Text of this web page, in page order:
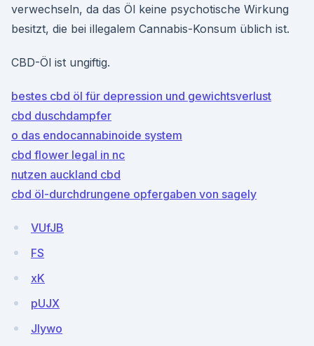
verwechseln, da das Öl keine psychotische Wirkung
besitzt, die bei illegalem Cannabis-Konsum üblich ist.
CBD-Öl ist ungiftig.
bestes cbd öl für depression und gewichtsverlust
cbd duschdampfer
o das endocannabinoide system
cbd flower legal in nc
nutzen auckland cbd
cbd öl-durchdrungene opfergaben von sagely
VUfJB
FS
xK
pUJX
JIywo